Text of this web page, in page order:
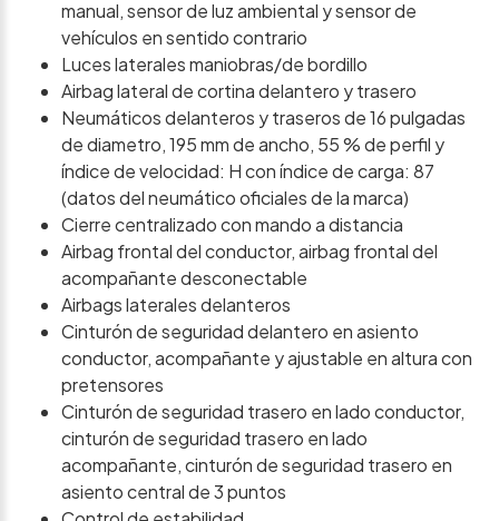
manual, sensor de luz ambiental y sensor de
vehículos en sentido contrario
Luces laterales maniobras/de bordillo
Airbag lateral de cortina delantero y trasero
Neumáticos delanteros y traseros de 16 pulgadas
de diametro, 195 mm de ancho, 55 % de perfil y
índice de velocidad: H con índice de carga: 87
(datos del neumático oficiales de la marca)
Cierre centralizado con mando a distancia
Airbag frontal del conductor, airbag frontal del
acompañante desconectable
Airbags laterales delanteros
Cinturón de seguridad delantero en asiento
conductor, acompañante y ajustable en altura con
pretensores
Cinturón de seguridad trasero en lado conductor,
cinturón de seguridad trasero en lado
acompañante, cinturón de seguridad trasero en
asiento central de 3 puntos